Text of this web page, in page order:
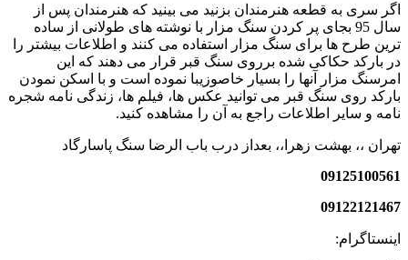
اگر سری به قطعه هنرمندان بزنید می بینید که هنرمندان پس از
سال 95 بجای پر کردن سنگ مزار با نوشته های طولانی از ساده
ترین طرح ها برای سنگ مزار استفاده می کنند و اطلاعات بیشتر را
در بارکد حکاکی شده برروی سنگ قبر قرار می دهند که این
امرسنگ مزار آنها را بسیار خاصوزیبا نموده است و با اسکن نمودن
بارکد روی سنگ قبر می توانید عکس ها، فیلم ها، زندگی نامه شجره
نامه و سایر اطلاعات راجع به آن را مشاهده کنید.
تهران ،، بهشت زهرا،، بعداز درب باب الرضا سنگ پاسارگاد
09125100561
09122121467
اینستاگرام: